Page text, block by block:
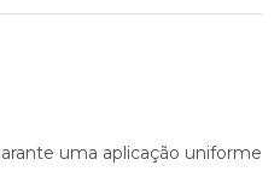
uma aplicação uniforme